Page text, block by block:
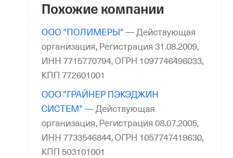
Похожие компании
ООО "ПОЛИМЕРЫ" —Действующая
организация, Регистрация 31.08.2009,
ИНН 7715770794,ОГРН 1097746496033,
КПП 772601001
ООО "ГРАЙНЕР ПЭКЭДЖИН
СИСТЕМ" —Действующая
организация, Регистрация 08.07.2005,
ИНН 7733546844,ОГРН 1057747419630,
КПП 503101001